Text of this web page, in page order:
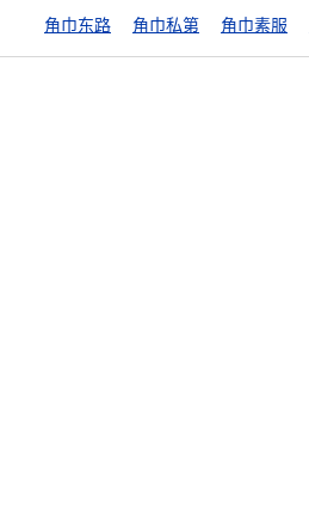
角巾东路 角巾私第 角巾素服